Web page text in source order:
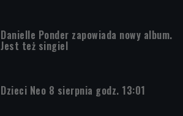
Danielle Ponder zapowiada nowy album.
Jest też singiel
Dzieci Neo 8 sierpnia godz. 13:01